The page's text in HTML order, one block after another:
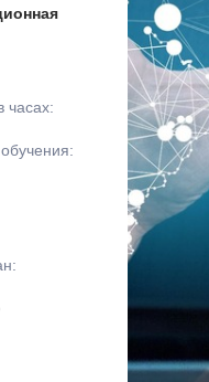
часах: